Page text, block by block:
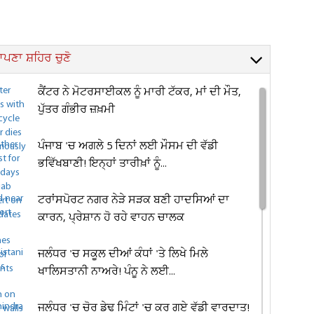
ਸ਼ਹਿਰ ਚੁਣੋ
ਕੈਂਟਰ ਨੇ ਮੋਟਰਸਾਈਕਲ ਨੂੰ ਮਾਰੀ ਟੱਕਰ, ਮਾਂ ਦੀ ਮੌਤ,
ਪੁੱਤਰ ਗੰਭੀਰ ਜ਼ਖ਼ਮੀ
ਪੰਜਾਬ 'ਚ ਅਗਲੇ 5 ਦਿਨਾਂ ਲਈ ਮੌਸਮ ਦੀ ਵੱਡੀ
ਭਵਿੱਖਬਾਣੀ! ਇਨ੍ਹਾਂ ਤਾਰੀਖ਼ਾਂ ਨੂੰ...
ਟਰਾਂਸਪੋਰਟ ਨਗਰ ਨੇੜੇ ਸੜਕ ਬਣੀ ਹਾਦਸਿਆਂ ਦਾ
ਕਾਰਨ, ਪ੍ਰੇਸ਼ਾਨ ਹੋ ਰਹੇ ਵਾਹਨ ਚਾਲਕ
ਜਲੰਧਰ 'ਚ ਸਕੂਲ ਦੀਆਂ ਕੰਧਾਂ 'ਤੇ ਲਿਖੇ ਮਿਲੇ
ਖਾਲਿਸਤਾਨੀ ਨਾਅਰੇ! ਪੰਨੂ ਨੇ ਲਈ...
ਜਲੰਧਰ 'ਚ ਚੋਰ ਡੇਢ ਮਿੰਟਾਂ 'ਚ ਕਰ ਗਏ ਵੱਡੀ ਵਾਰਦਾਤ!